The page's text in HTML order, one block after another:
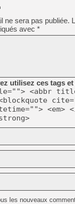
ne sera pas publiée.
avec *
utilisez ces tags
<abbr
<em>
les nouveaux